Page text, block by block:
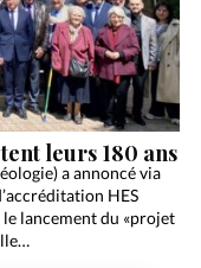
leurs 180 ans
a annoncé via
HES
lancement du «projet